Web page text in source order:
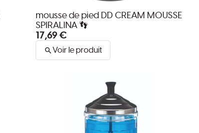
mousse de pied DD CREAM MOUSSE
SPIRALINA 👣
17,69 €
Voir le produit